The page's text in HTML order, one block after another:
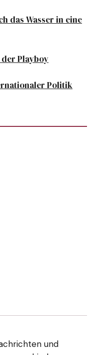
das Wasser in eine
Playboy
Politik
und